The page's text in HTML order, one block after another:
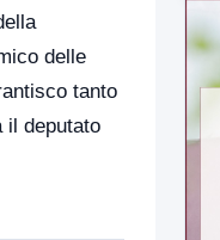
delle
tanto
il deputato